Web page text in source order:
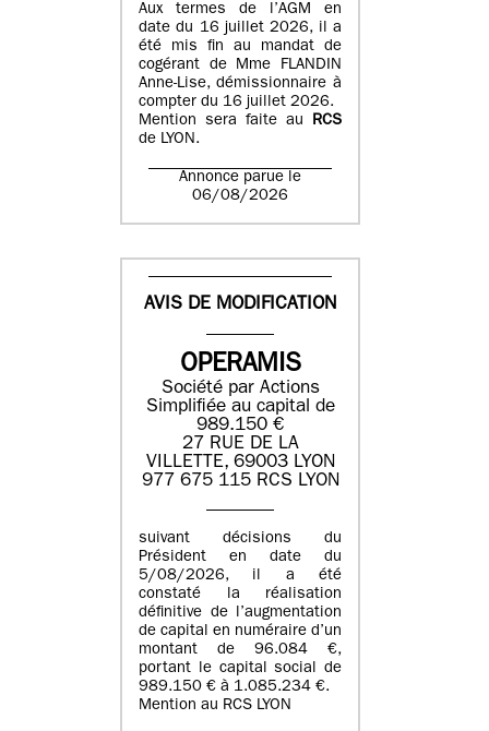
Aux termes de l’AGM en
date du 16 juillet 2026, il a
été mis fin au mandat de
cogérant de Mme FLANDIN
Anne-Lise, démissionnaire à
compter du 16 juillet 2026.
Mention sera faite au RCS
de LYON.
Annonce parue le
06/08/2026
AVIS DE MODIFICATION
OPERAMIS
Société par Actions
Simplifiée au capital de
989.150 €
27 RUE DE LA
VILLETTE, 69003 LYON
977 675 115 RCS LYON
suivant décisions du
Président en date du
5/08/2026, il a été
constaté la réalisation
définitive de l’augmentation
de capital en numéraire d’un
montant de 96.084 €,
portant le capital social de
989.150 € à 1.085.234 €.
Mention au RCS LYON